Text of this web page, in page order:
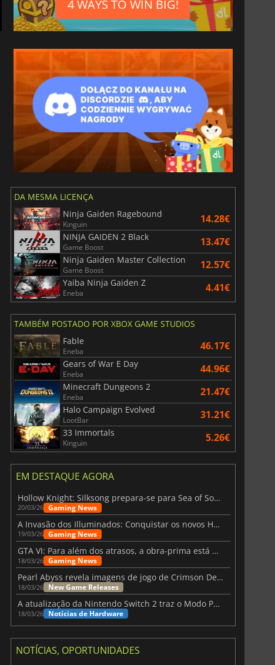
4 WAYS TO WIN BIG!
DA MESMA LICENÇA
Ninja Gaiden Ragebound
Kinguin 14.28€
NINJA GAIDEN 2 Black
Game Boost 13.47€
Ninja Gaiden Master Collection
Game Boost 12.57€
Yaiba Ninja Gaiden Z
Eneba 4.41€
TAMBÉM POSTADO POR XBOX GAME STUDIOS
Fable
Eneba 46.17€
Gears of War E Day
Eneba 44.96€
Minecraft Dungeons 2
Eneba 21.47€
Halo Campaign Evolved
LootBar 31.21€
33 Immortals
Kinguin 5.26€
EM DESTAQUE AGORA
Hollow Knight: Silksong prepara-se para Sea of Sorrow com um patch
20/03/26 Gaming News
A Invasão dos Illuminados: Conquistar os novos Helldivers 2 Atualização!
19/03/26 Gaming News
GTA VI: Para além dos atrasos, a obra-prima está quase a chegar
18/03/26 Gaming News
Pearl Abyss revela imagens de jogo de Crimson Desert para a PS5
18/03/26 New Game Releases
A atualização da Nintendo Switch 2 traz o Modo Portátil aos jogos mais antigos da Switch
18/03/26 Notícias de Hardware
NOTÍCIAS, OPORTUNIDADES